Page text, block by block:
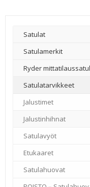
Satulat
Satulamerkit
Ryder
Satulatarvikkeet
–
Jalustimet
Jalustinhihnat
Satulavyöt
Etukaaret
Satulahuovat